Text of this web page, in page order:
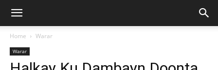
Home Warar
Warar